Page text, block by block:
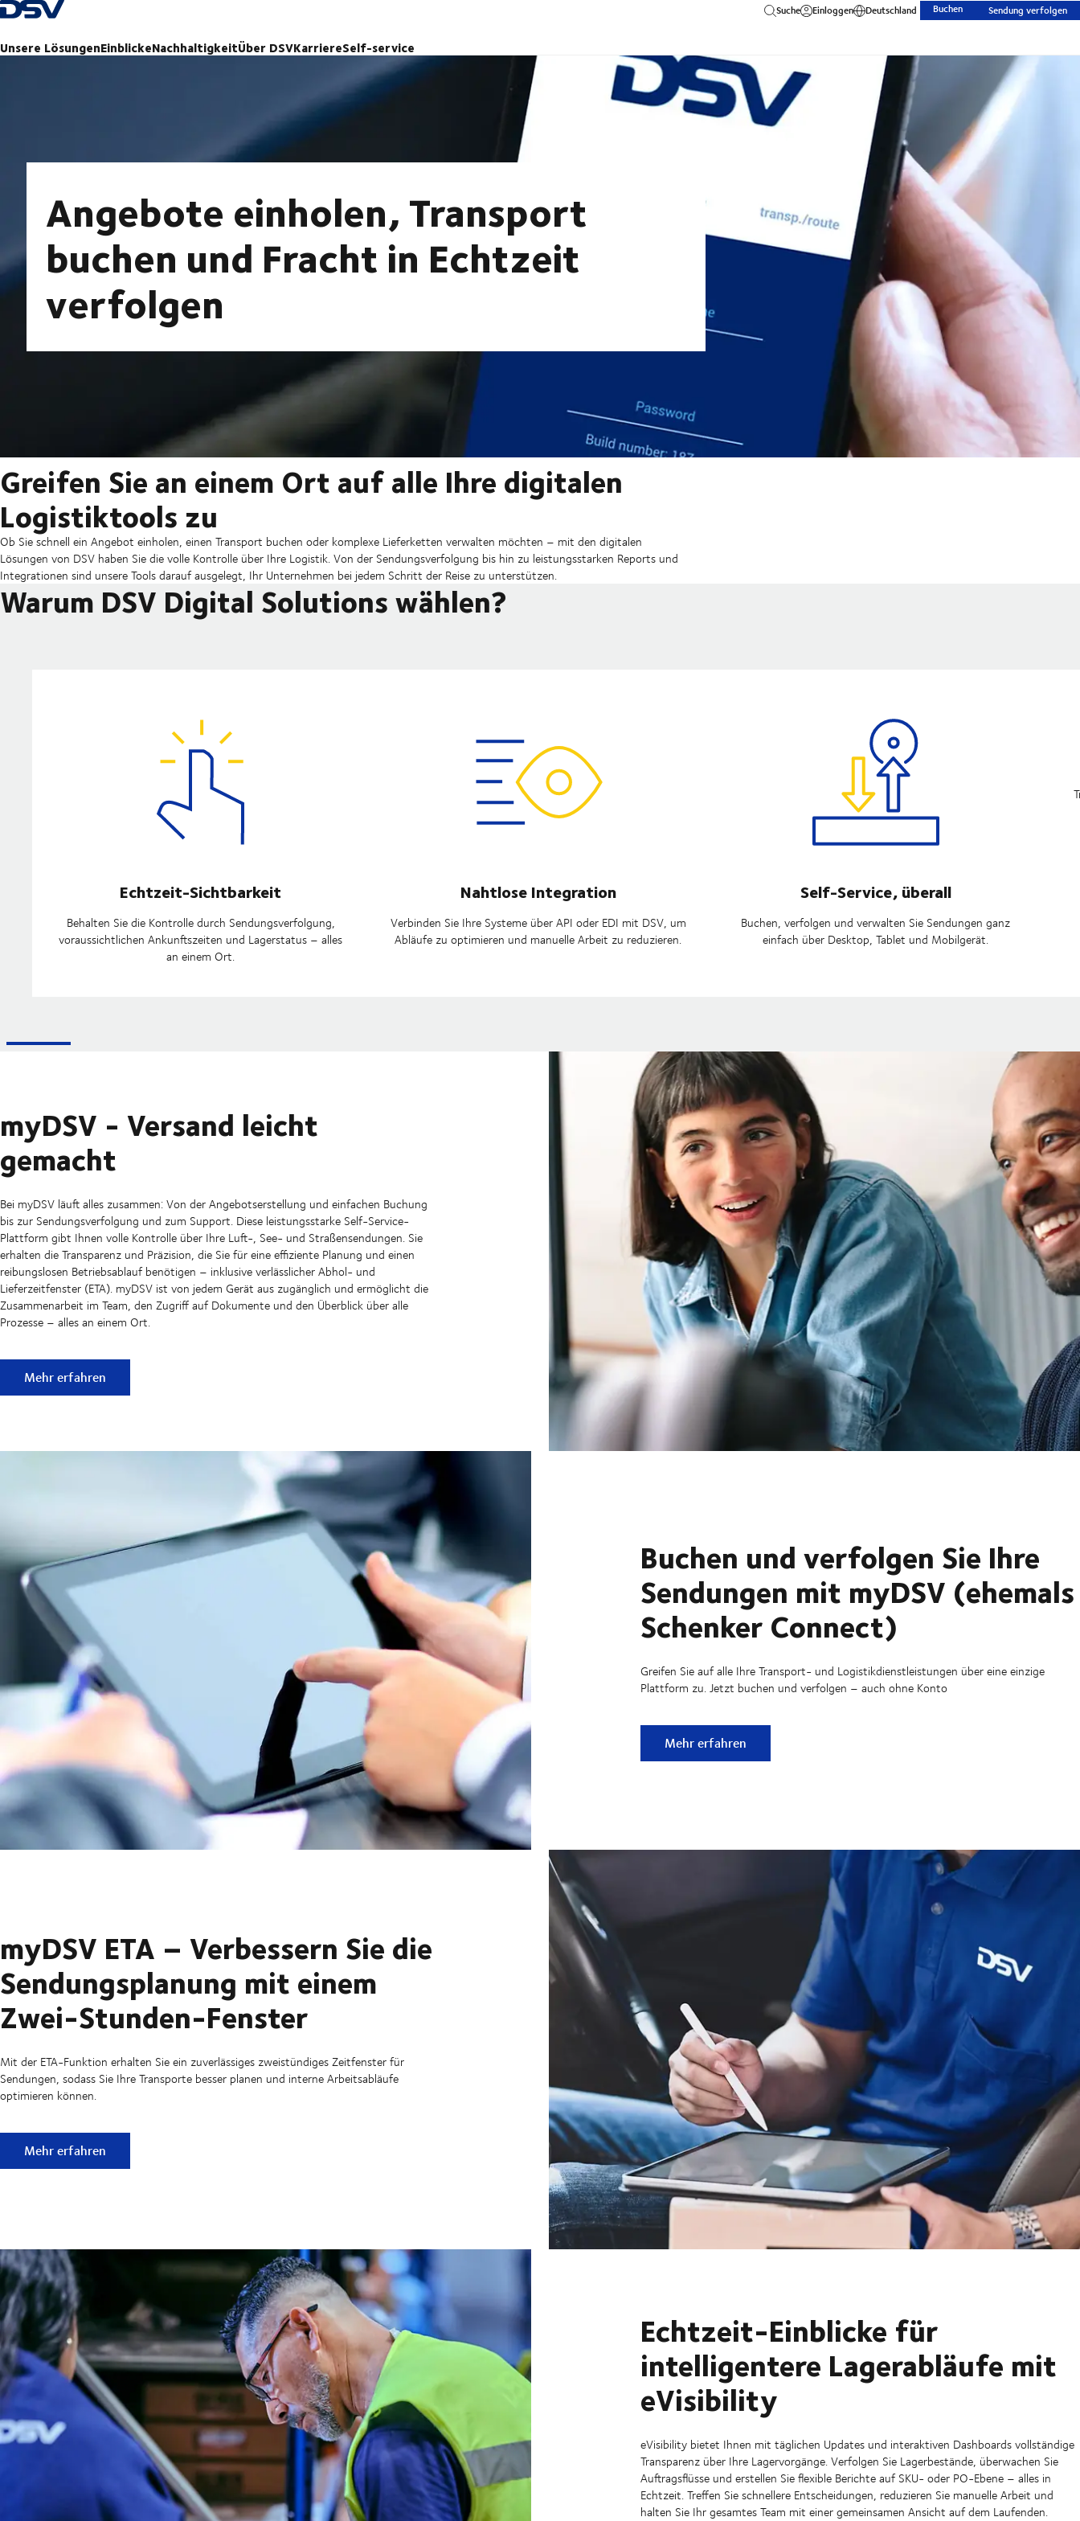
Zurück zur Startseite
Unsere LösungenEinblickeNachhaltigkeitÜber DSVKarriereSelf-service
Suche Einloggen Deutschland Buchen Sendung verfolgen
Angebote einholen, Transport
buchen und Fracht in Echtzeit
verfolgen
Greifen Sie an einem Ort auf alle Ihre digitalen
Logistiktools zu
Ob Sie schnell ein Angebot einholen, einen Transport buchen oder komplexe Lieferketten verwalten möchten – mit den digitalen
Lösungen von DSV haben Sie die volle Kontrolle über Ihre Logistik. Von der Sendungsverfolgung bis hin zu leistungsstarken Reports und
Integrationen sind unsere Tools darauf ausgelegt, Ihr Unternehmen bei jedem Schritt der Reise zu unterstützen.
Warum DSV Digital Solutions wählen?
Echtzeit-Sichtbarkeit
Behalten Sie die Kontrolle durch Sendungsverfolgung,
voraussichtlichen Ankunftszeiten und Lagerstatus – alles
an einem Ort.
Nahtlose Integration
Verbinden Sie Ihre Systeme über API oder EDI mit DSV, um
Abläufe zu optimieren und manuelle Arbeit zu reduzieren.
Self-Service, überall
Buchen, verfolgen und verwalten Sie Sendungen ganz
einfach über Desktop, Tablet und Mobilgerät.
myDSV - Versand leicht
gemacht
Bei myDSV läuft alles zusammen: Von der Angebotserstellung und einfachen Buchung
bis zur Sendungsverfolgung und zum Support. Diese leistungsstarke Self-Service-
Plattform gibt Ihnen volle Kontrolle über Ihre Luft-, See- und Straßensendungen. Sie
erhalten die Transparenz und Präzision, die Sie für eine effiziente Planung und einen
reibungslosen Betriebsablauf benötigen – inklusive verlässlicher Abhol- und
Lieferzeitfenster (ETA). myDSV ist von jedem Gerät aus zugänglich und ermöglicht die
Zusammenarbeit im Team, den Zugriff auf Dokumente und den Überblick über alle
Prozesse – alles an einem Ort.
myDSV - Versand leicht gemacht
Mehr erfahren
Buchen und verfolgen Sie Ihre
Sendungen mit myDSV (ehemals
Schenker Connect)
Greifen Sie auf alle Ihre Transport- und Logistikdienstleistungen über eine einzige
Plattform zu. Jetzt buchen und verfolgen – auch ohne Konto
Buchen und verfolgen Sie Ihre Sendungen mit myDSV (ehemals
Mehr erfahren
myDSV ETA – Verbessern Sie die
Sendungsplanung mit einem
Zwei-Stunden-Fenster
Mit der ETA-Funktion erhalten Sie ein zuverlässiges zweistündiges Zeitfenster für
Sendungen, sodass Sie Ihre Transporte besser planen und interne Arbeitsabläufe
optimieren können.
myDSV ETA – Verbessern Sie die Sendungsplanung mit einem Zwei-Stunden-Fenster
Mehr erfahren
Echtzeit-Einblicke für
intelligentere Lagerabläufe mit
eVisibility
eVisibility bietet Ihnen mit täglichen Updates und interaktiven Dashboards vollständige
Transparenz über Ihre Lagervorgänge. Verfolgen Sie Lagerbestände, überwachen Sie
Auftragsflüsse und erstellen Sie flexible Berichte auf SKU- oder PO-Ebene – alles in
Echtzeit. Treffen Sie schnellere Entscheidungen, reduzieren Sie manuelle Arbeit und
halten Sie Ihr gesamtes Team mit einer gemeinsamen Ansicht auf dem Laufenden.